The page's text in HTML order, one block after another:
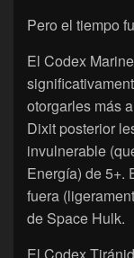
Pero el tiempo
El Codex
otorgarles más
Dixit posterior
invulnerable
Energía) de 5+.
fuera
de Space Hulk.
El Codex